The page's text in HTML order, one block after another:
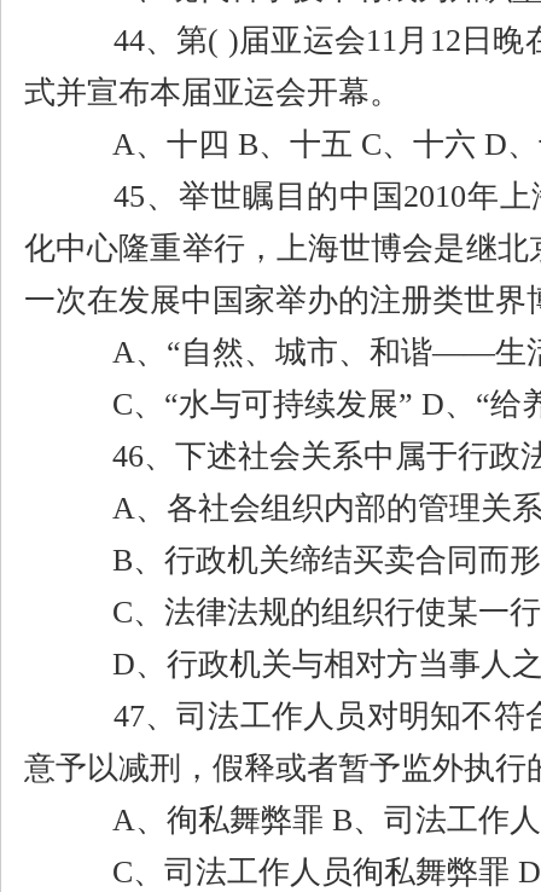
44、第( )届亚运会11月 12 日晚
式并宣布本届亚运会开幕。
A、十四 B、十五 C、十六 D
45、举世瞩目的中国2010年上
化中心隆重举行，上海世博会是继
一次在发展中国家举办的注册类世
A、 “自然、城市、和谐——生
C、 “水与可持续发展” D、 “给
46、下述社会关系中属于行政
A、各社会组织内部的管理关
B、行政机关缔结买卖合同而
C、法律法规的组织行使某一
D、行政机关与相对方当事人
47、司法工作人员对明知不符
意予以减刑，假释或者暂予监外执行
A、徇私舞弊罪 B、司法工作
C、司法工作人员徇私舞弊罪 D